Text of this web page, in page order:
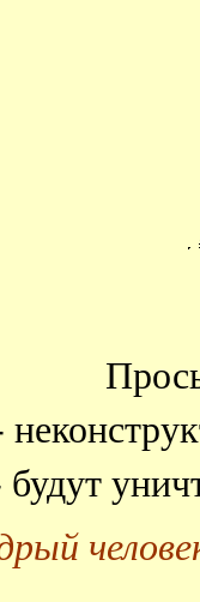
будут